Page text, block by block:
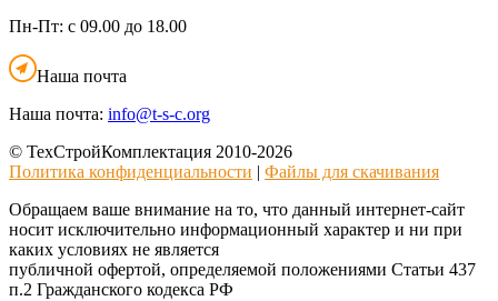
Пн-Пт: с 09.00 до 18.00
Наша почта
Наша почта: info@t-s-c.org
© ТехСтройКомплектация 2010-2026
Политика конфиденциальности
Файлы для скачивания
Обращаем ваше внимание на то, что данный интернет-сайт
носит исключительно информационный характер и ни при
каких условиях не является
публичной офертой, определяемой положениями Статьи 437
п.2 Гражданского кодекса РФ